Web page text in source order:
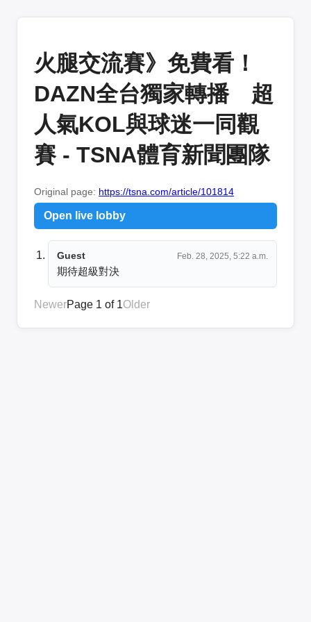
火腿交流賽》免費看！
DAZN全台獨家轉播 超
人氣KOL與球迷一同觀
賽 - TSNA體育新聞團隊
Original page: https://tsna.com/article/101814
Open live lobby
Guest Feb. 28, 2025, 5:22 a.m.
期待超級對決
NewerPage 1 of 1Older